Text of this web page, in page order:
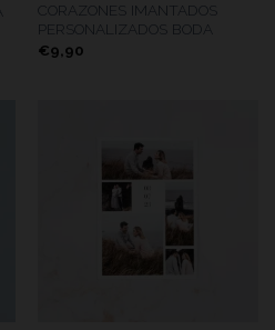
CORAZONES IMANTADOS
PERSONALIZADOS BODA
€9,90